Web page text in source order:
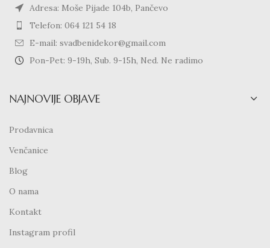
Adresa: Moše Pijade 104b, Pančevo
Telefon: 064 121 54 18
E-mail: svadbenidekor@gmail.com
Pon-Pet: 9-19h, Sub. 9-15h, Ned. Ne radimo
NAJNOVIJE OBJAVE
Prodavnica
Venčanice
Blog
O nama
Kontakt
Instagram profil